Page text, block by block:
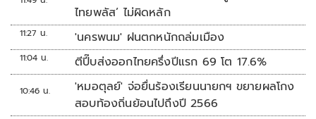
ไทยพลัส’ ไม่ผิดหลัก
11:27 น. 'นครพนม' ฝนตกหนักถล่มเมือง
11:04 น. ตีปี๊บส่งออกไทยครึ่งปีแรก 69 โต 17.6%
10:46 น.
'หมอตุลย์' จ่อยื่นร้องเรียนนายกฯ ขยายผลโกง
สอบท้องถิ่นย้อนไปถึงปี 2566